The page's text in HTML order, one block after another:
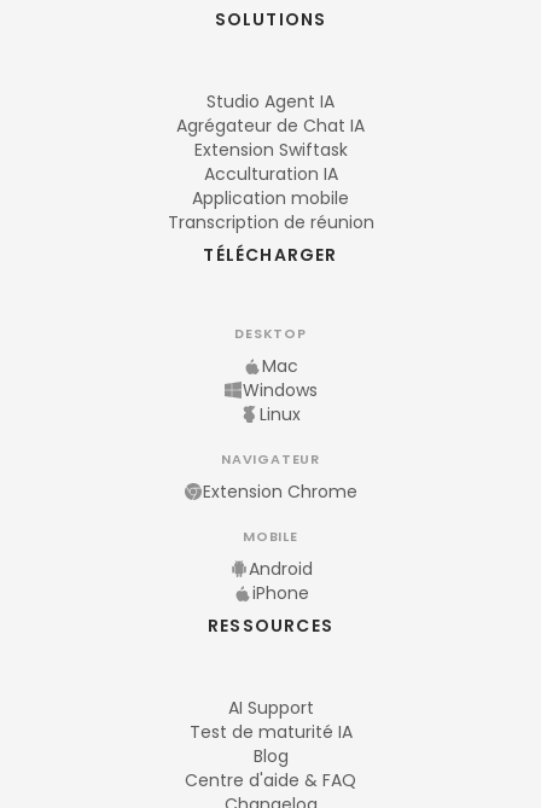
SOLUTIONS
Studio Agent IA
Agrégateur de Chat IA
Extension Swiftask
Acculturation IA
Application mobile
Transcription de réunion
TÉLÉCHARGER
DESKTOP
Mac
Windows
Linux
NAVIGATEUR
Extension Chrome
MOBILE
Android
iPhone
RESSOURCES
AI Support
Test de maturité IA
Blog
Centre d'aide & FAQ